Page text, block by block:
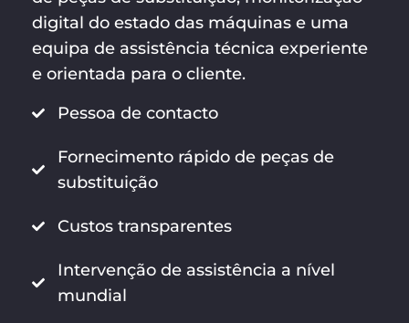
digital do estado das máquinas e uma
equipa de assistência técnica experiente
e orientada para o cliente.
Pessoa de contacto
Fornecimento rápido de peças de
substituição
Custos transparentes
Intervenção de assistência a nível
mundial